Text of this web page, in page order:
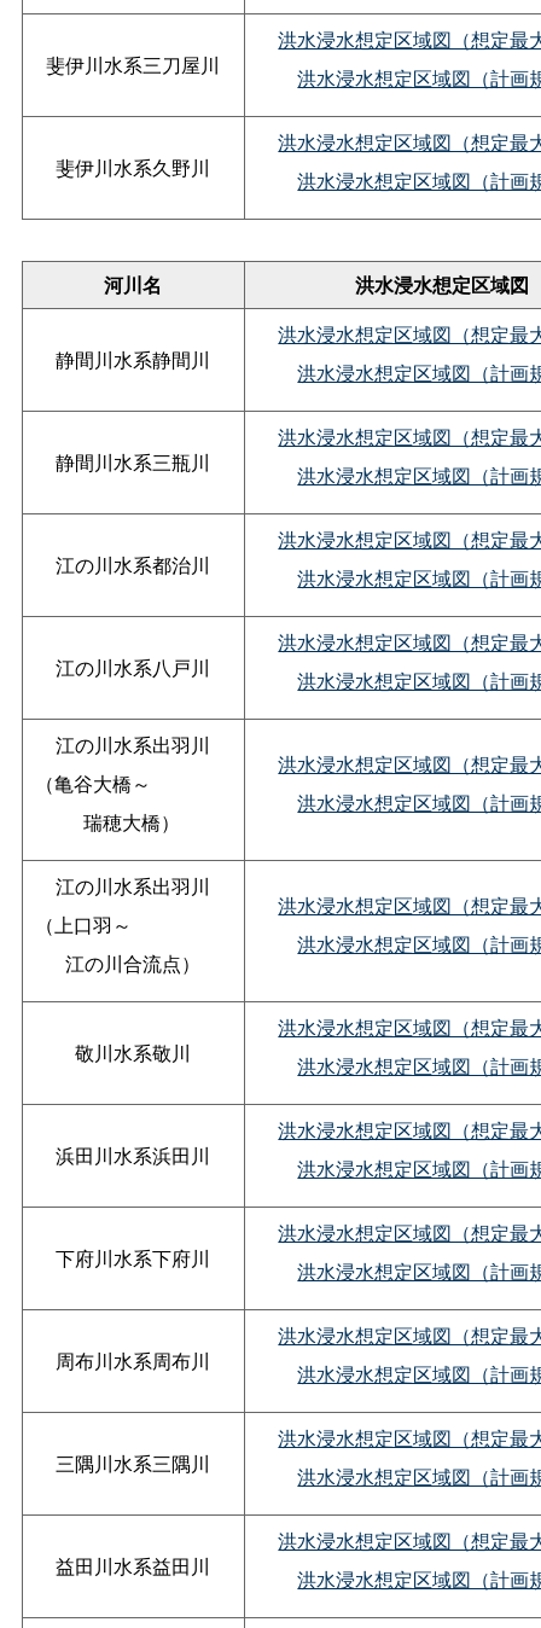
斐伊川水系三刀屋川
洪水浸水想定区域図（想定最
洪水浸水想定区域図（計画
斐伊川水系久野川
洪水浸水想定区域図（想定最
洪水浸水想定区域図（計画
河川名 洪水浸水想定区域図
静間川水系静間川
洪水浸水想定区域図（想定最
洪水浸水想定区域図（計画
静間川水系三瓶川
洪水浸水想定区域図（想定最
洪水浸水想定区域図（計画
江の川水系都治川
洪水浸水想定区域図（想定最
洪水浸水想定区域図（計画
江の川水系八戸川
洪水浸水想定区域図（想定最
洪水浸水想定区域図（計画
江の川水系出羽川
（亀谷大橋～
瑞穂大橋）
洪水浸水想定区域図（想定最
洪水浸水想定区域図（計画
江の川水系出羽川
（上口羽～
江の川合流点）
洪水浸水想定区域図（想定最
洪水浸水想定区域図（計画
敬川水系敬川
洪水浸水想定区域図（想定最
洪水浸水想定区域図（計画
浜田川水系浜田川
洪水浸水想定区域図（想定最
洪水浸水想定区域図（計画
下府川水系下府川
洪水浸水想定区域図（想定最
洪水浸水想定区域図（計画
周布川水系周布川
洪水浸水想定区域図（想定最
洪水浸水想定区域図（計画
三隅川水系三隅川
洪水浸水想定区域図（想定最
洪水浸水想定区域図（計画
益田川水系益田川
洪水浸水想定区域図（想定最
洪水浸水想定区域図（計画